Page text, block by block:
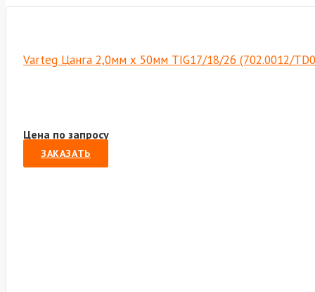
Varteg Цанга 2,0мм х 50мм TIG17/18/26 (702.0012/
Цена по запросу
ЗАКАЗАТЬ